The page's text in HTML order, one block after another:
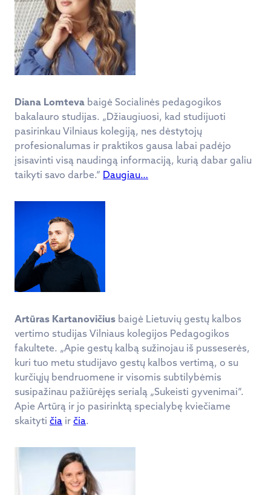
Diana Lomteva baigė Socialinės pedagogikos
bakalauro studijas. „Džiaugiuosi, kad studijuoti
pasirinkau Vilniaus kolegiją, nes dėstytojų
profesionalumas ir praktikos gausa labai padėjo
įsisavinti visą naudingą informaciją, kurią dabar galiu
taikyti savo darbe.“ Daugiau…
Artūras Kartanovičius baigė Lietuvių gestų kalbos
vertimo studijas Vilniaus kolegijos Pedagogikos
fakultete. „Apie gestų kalbą sužinojau iš pusseserės,
kuri tuo metu studijavo gestų kalbos vertimą, o su
kurčiųjų bendruomene ir visomis subtilybėmis
susipažinau pažiūrėjęs serialą „Sukeisti gyvenimai“.
Apie Artūrą ir jo pasirinktą specialybę kviečiame
skaityti čia ir čia.